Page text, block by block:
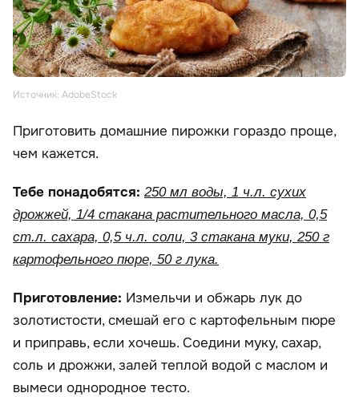
Источник: AdobeStock
Приготовить домашние пирожки гораздо проще,
чем кажется.
Тебе понадобятся: 250 мл воды, 1 ч.л. сухих
дрожжей, 1/4 стакана растительного масла, 0,5
ст.л. сахара, 0,5 ч.л. соли, 3 стакана муки, 250 г
картофельного пюре, 50 г лука.
Приготовление: Измельчи и обжарь лук до
золотистости, смешай его с картофельным пюре
и приправь, если хочешь. Соедини муку, сахар,
соль и дрожжи, залей теплой водой с маслом и
вымеси однородное тесто.